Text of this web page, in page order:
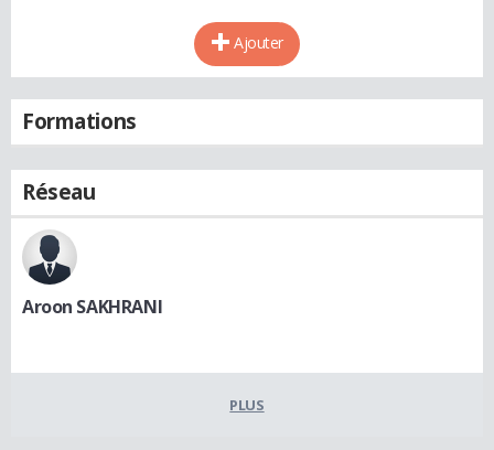
Ajouter
Formations
Réseau
Aroon SAKHRANI
PLUS